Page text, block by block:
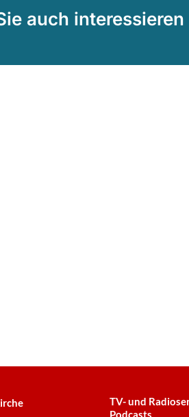
auch interessieren
TV- und
Podcasts